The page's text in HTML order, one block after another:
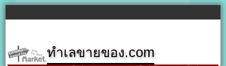
ทำเลขายของ.com